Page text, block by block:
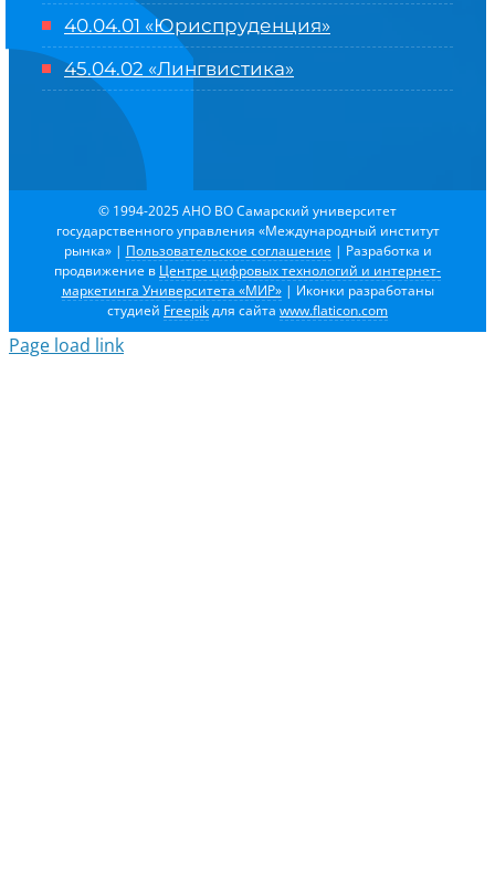
40.04.01 «Юриспруденция»
45.04.02 «Лингвистика»
© 1994-2025 АНО ВО Самарский университет
государственного управления «Международный институт
рынка» | Пользовательское соглашение | Разработка и
продвижение в Центре цифровых технологий и интернет-
маркетинга Университета «МИР»| Иконки разработаны
студией Freepikдля сайта www.flaticon.com
Page load link